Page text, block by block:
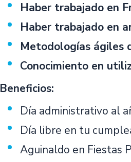
Haber trabajado en
Haber trabajado en
Metodologías ágiles
Conocimiento en
Beneficios:
Día administrativo al
Día libre en tu
Aguinaldo en Fiestas